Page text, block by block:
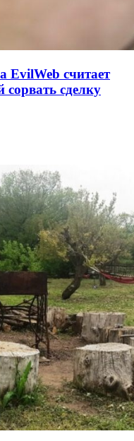
EvilWeb считает
сорвать сделку